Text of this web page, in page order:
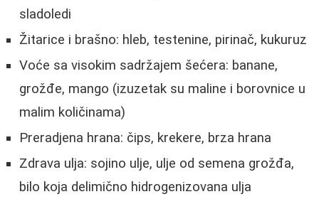
sladoledi
Žitarice i brašno: hleb, testenine, pirinač, kukuruz
Voće sa visokim sadržajem šećera: banane,
grožđe, mango (izuzetak su maline i borovnice u
malim količinama)
Preradjena hrana: čips, krekere, brza hrana
Zdrava ulja: sojino ulje, ulje od semena grožđa,
bilo koja delimično hidrogenizovana ulja